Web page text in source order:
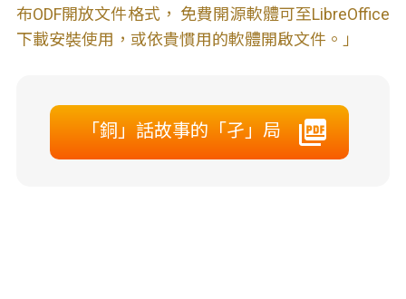
布ODF開放文件格式， 免費開源軟體可至LibreOffice
下載安裝使用，或依貴慣用的軟體開啟文件。」
「銅」話故事的「孑」局